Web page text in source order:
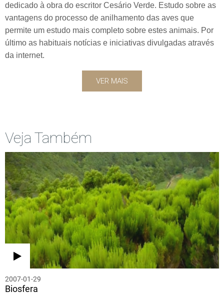
dedicado à obra do escritor Cesário Verde. Estudo sobre as
vantagens do processo de anilhamento das aves que
permite um estudo mais completo sobre estes animais. Por
último as habituais notícias e iniciativas divulgadas através
da internet.
VER MAIS
Veja Também
2007-01-29
Biosfera